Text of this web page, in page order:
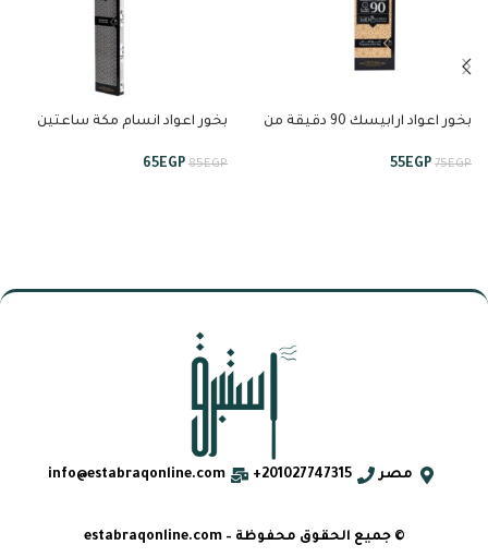
بخور اعواد ارابيسك 90 دقيقة من
75EGP
55EGP
بخور اعواد انسام مكة ساعتين
85EGP
65EGP
مصر 201027747315+
info@estabraqonline.com
© جميع الحقوق محفوظة – estabraqonline.com